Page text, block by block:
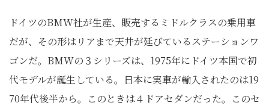
ドイツのBMW社が生産、販売するミドルクラスの乗用車
だが、その形はリアまで天井が延びているステーションワ
ゴンだ。BMWの３シリーズは、1975年にドイツ本国で初
代モデルが誕生している。日本に実車が輸入されたのは19
70年代後半から。このときは４ドアセダンだった。このセ